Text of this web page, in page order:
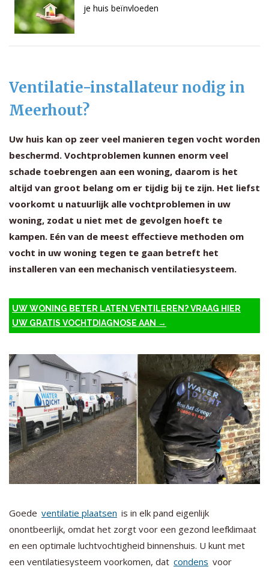
je huis beïnvloeden
Ventilatie-installateur nodig in
Meerhout?
Uw huis kan op zeer veel manieren tegen vocht worden
beschermd. Vochtproblemen kunnen enorm veel
schade toebrengen aan een woning, daarom is het
altijd van groot belang om er tijdig bij te zijn. Het liefst
voorkomt u natuurlijk alle vochtproblemen in uw
woning, zodat u niet met de gevolgen hoeft te
kampen. Eén van de meest effectieve methoden om
vocht in uw woning tegen te gaan betreft het
installeren van een mechanisch ventilatiesysteem.
UW WONING BETER LATEN VENTILEREN? VRAAG HIER
UW GRATIS VOCHTDIAGNOSE AAN →
Goede ventilatie plaatsen is in elk pand eigenlijk
onontbeerlijk, omdat het zorgt voor een gezond leefklimaat
en een optimale luchtvochtigheid binnenshuis. U kunt met
een ventilatiesysteem voorkomen, dat condens voor